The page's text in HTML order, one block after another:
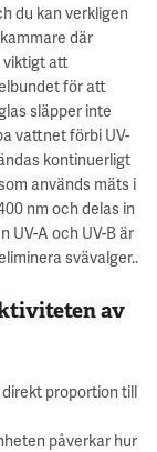
du kan verkligen
där
viktigt att
för att
släpper inte
vattnet förbi UV-
kontinuerligt
används mäts i
nm och delas in
UV-A och UV-B är
svävalger..
av
proportion till
påverkar hur